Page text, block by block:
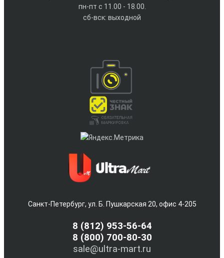
пн-пт с 11.00 - 18.00.
сб-вск: выходной
Санкт-Петербург, ул. Б. Пушкарская 20, офис 4-205
8 (812) 953-56-64
8 (800) 700-80-30
sale@ultra-mart.ru